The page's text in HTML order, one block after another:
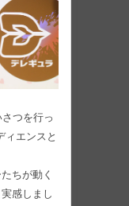
つを行っ
ィエンスと
ちが動く
感しまし